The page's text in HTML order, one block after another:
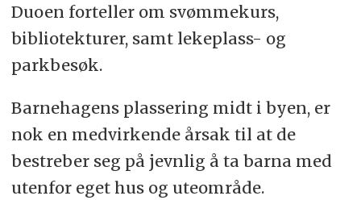
Duoen forteller om svømmekurs,
bibliotekturer, samt lekeplass- og
parkbesøk.
Barnehagens plassering midt i byen, er
nok en medvirkende årsak til at de
bestreber seg på jevnlig å ta barna med
utenfor eget hus og uteområde.